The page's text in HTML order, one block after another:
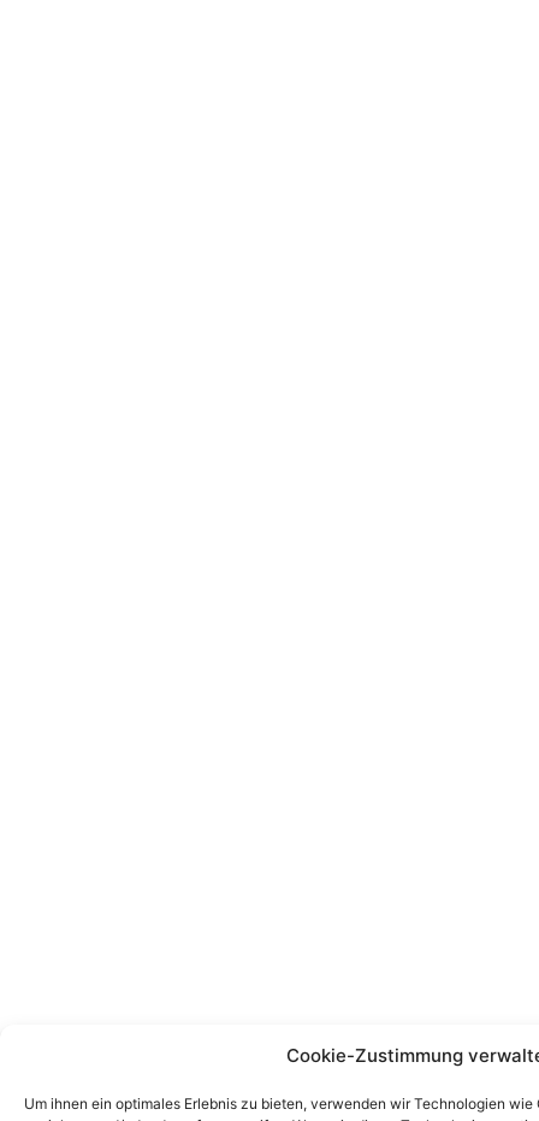
Cookie-Zustimmung
Um ihnen ein optimales Erlebnis zu bieten, verwenden wir Technologien